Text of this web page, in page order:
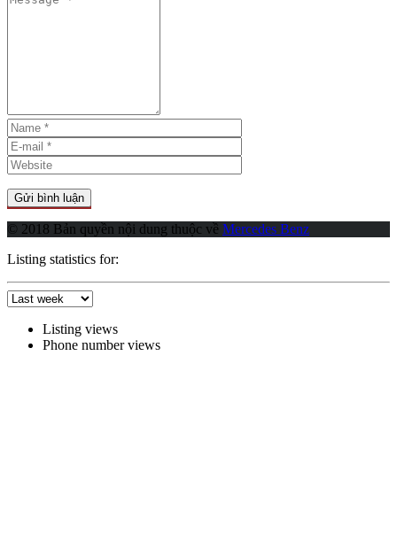
© 2018 Bản quyền nội dung thuộc về Mercedes Benz
Listing statistics for:
Listing views
Phone number views